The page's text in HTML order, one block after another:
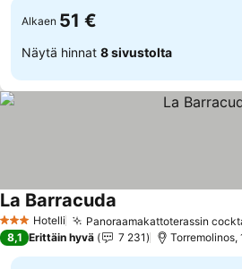
Alkaen 51 €
Näytä hinnat 8 sivustolta
3 Tähtiluokitus
Hotelli Panoraamakattoterassin
La Barracuda
8,1 Erittäin hyvä 7 231 Torremolinos,